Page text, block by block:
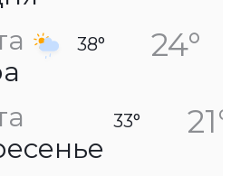
38° 24°
33° 21°